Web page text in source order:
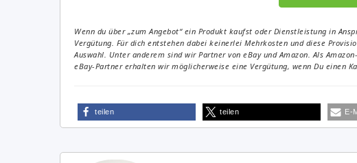
Wenn du über „zum Angebot“ ein Produkt kaufst oder Dienstleistung in
Vergütung. Für dich entstehen dabei keinerlei Mehrkosten und diese
Auswahl. Unter anderem sind wir Partner von eBay und Amazon. Als
eBay-Partner erhalten wir möglicherweise eine Vergütung, wenn Du einen
teilen teilen E-